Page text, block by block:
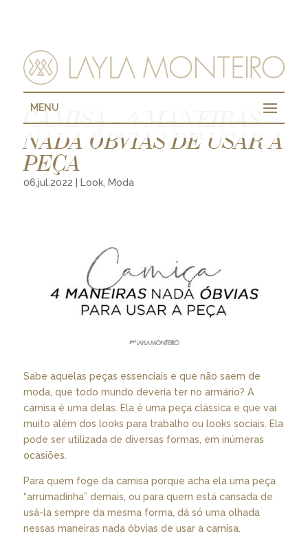
MENU
CAMISA – 4 MANEIRAS
NADA ÓBVIAS DE USAR A
PEÇA
06.jul.2022 Look, Moda
Sabe aquelas peças essenciais e que não saem de
moda, que todo mundo deveria ter no armário? A
camisa é uma delas. Ela é uma peça clássica e que vai
muito além dos looks para trabalho ou looks sociais. Ela
pode ser utilizada de diversas formas, em inúmeras
ocasiões.
Para quem foge da camisa porque acha ela uma peça
“arrumadinha” demais, ou para quem está cansada de
usá-la sempre da mesma forma, dá só uma olhada
nessas maneiras nada óbvias de usar a camisa.